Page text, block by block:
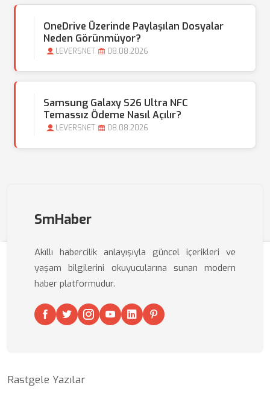
OneDrive Üzerinde Paylaşılan Dosyalar
Neden Görünmüyor?
LEVERSNET 08.08.2026
Samsung Galaxy S26 Ultra NFC
Temassız Ödeme Nasıl Açılır?
LEVERSNET 08.08.2026
SmHaber
Akıllı habercilik anlayışıyla güncel içerikleri ve
yaşam bilgilerini okuyucularına sunan modern
haber platformudur.
Rastgele Yazılar